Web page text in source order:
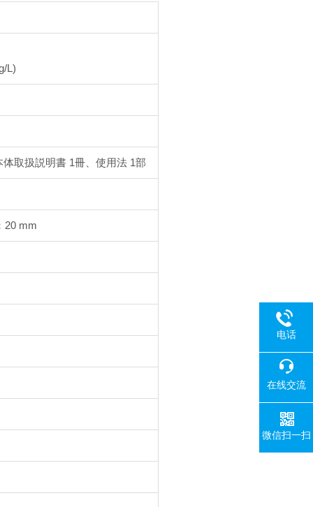
L)
取扱説明書 1冊、使用法 1部
20 mm
电话
在线交流
微信扫一扫